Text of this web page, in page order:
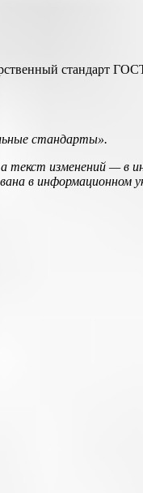
стандарт
стандарты».
текст изменений — в
в информационном